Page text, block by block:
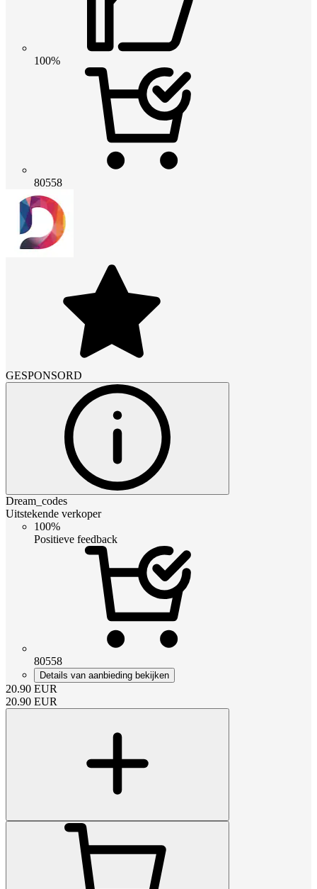
100%
80558
GESPONSORD
Dream_codes
Uitstekende verkoper
100%
Positieve feedback
80558
Details van aanbieding bekijken
20.90 EUR
20.90 EUR